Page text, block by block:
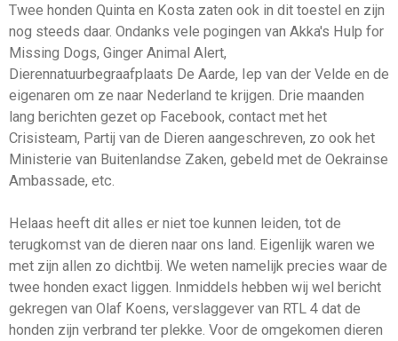
Twee honden Quinta en Kosta zaten ook in dit toestel en zijn
nog steeds daar. Ondanks vele pogingen van Akka's Hulp for
Missing Dogs, Ginger Animal Alert,
Dierennatuurbegraafplaats De Aarde, Iep van der Velde en de
eigenaren om ze naar Nederland te krijgen. Drie maanden
lang berichten gezet op Facebook, contact met het
Crisisteam, Partij van de Dieren aangeschreven, zo ook het
Ministerie van Buitenlandse Zaken, gebeld met de Oekrainse
Ambassade, etc.
Helaas heeft dit alles er niet toe kunnen leiden, tot de
terugkomst van de dieren naar ons land. Eigenlijk waren we
met zijn allen zo dichtbij. We weten namelijk precies waar de
twee honden exact liggen. Inmiddels hebben wij wel bericht
gekregen van Olaf Koens, verslaggever van RTL 4 dat de
honden zijn verbrand ter plekke. Voor de omgekomen dieren